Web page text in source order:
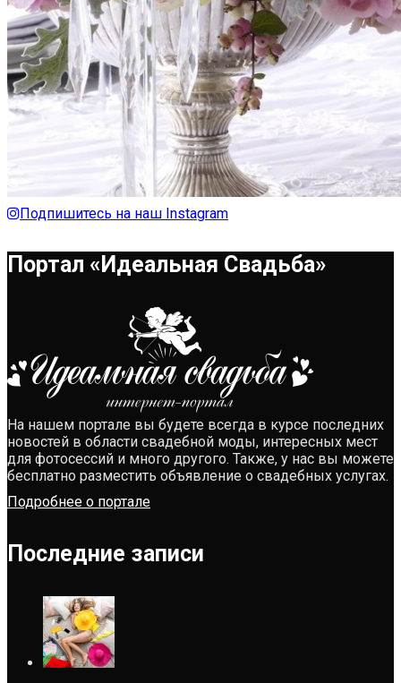
Подпишитесь на наш Instagram
Портал «Идеальная Свадьба»
На нашем портале вы будете всегда в курсе последних
новостей в области свадебной моды, интересных мест
для фотосессий и много другого. Также, у нас вы можете
бесплатно разместить объявление о свадебных услугах.
Подробнее о портале
Последние записи